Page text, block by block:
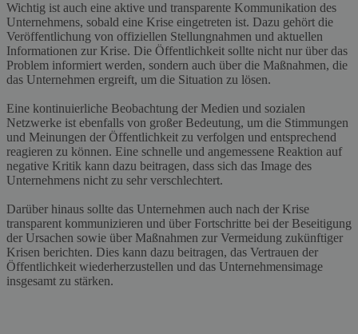
Wichtig ist auch eine aktive und transparente Kommunikation des
Unternehmens, sobald eine Krise eingetreten ist. Dazu gehört die
Veröffentlichung von offiziellen Stellungnahmen und aktuellen
Informationen zur Krise. Die Öffentlichkeit sollte nicht nur über das
Problem informiert werden, sondern auch über die Maßnahmen, die
das Unternehmen ergreift, um die Situation zu lösen.
Eine kontinuierliche Beobachtung der Medien und sozialen
Netzwerke ist ebenfalls von großer Bedeutung, um die Stimmungen
und Meinungen der Öffentlichkeit zu verfolgen und entsprechend
reagieren zu können. Eine schnelle und angemessene Reaktion auf
negative Kritik kann dazu beitragen, dass sich das Image des
Unternehmens nicht zu sehr verschlechtert.
Darüber hinaus sollte das Unternehmen auch nach der Krise
transparent kommunizieren und über Fortschritte bei der Beseitigung
der Ursachen sowie über Maßnahmen zur Vermeidung zukünftiger
Krisen berichten. Dies kann dazu beitragen, das Vertrauen der
Öffentlichkeit wiederherzustellen und das Unternehmensimage
insgesamt zu stärken.